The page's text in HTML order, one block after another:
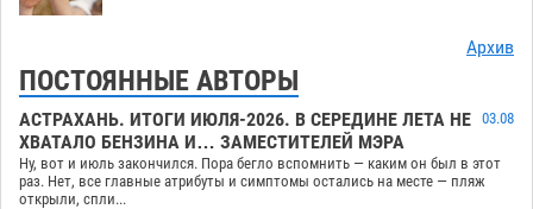
Архив
ПОСТОЯННЫЕ АВТОРЫ
АСТРАХАНЬ. ИТОГИ ИЮЛЯ-2026. В СЕРЕДИНЕ ЛЕТА НЕ
ХВАТАЛО БЕНЗИНА И… ЗАМЕСТИТЕЛЕЙ МЭРА
03.08
Ну, вот и июль закончился. Пора бегло вспомнить — каким он был в этот
раз. Нет, все главные атрибуты и симптомы остались на месте — пляж
открыли, спли...